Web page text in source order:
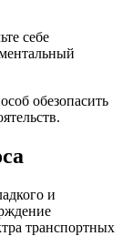
себе
обезопасить
и
транспортных